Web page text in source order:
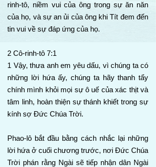
rinh-tô, niềm vui của ông trong sự ăn năn
của họ, và sự an ủi của ông khi Tít đem đến
tin vui về sự đáp ứng của họ.
2 Cô-rinh-tô 7:1
1 Vậy, thưa anh em yêu dấu, vì chúng ta có
những lời hứa ấy, chúng ta hãy thanh tẩy
chính mình khỏi mọi sự ô uế của xác thịt và
tâm linh, hoàn thiện sự thánh khiết trong sự
kính sợ Đức Chúa Trời.
Phao-lô bắt đầu bằng cách nhắc lại những
lời hứa ở cuối chương trước, nơi Đức Chúa
Trời phán rằng Ngài sẽ tiếp nhận dân Ngài